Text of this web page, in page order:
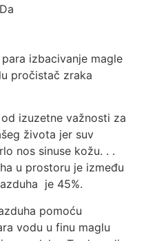
izbacivanje magle
pročistač zraka
izuzetne važnosti za
života jer suv
nos sinuse kožu. . .
u prostoru je između
je 45%.
pomoću
vodu u finu maglu